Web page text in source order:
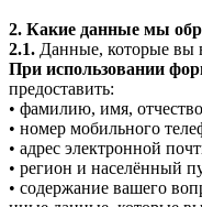
2. Какие данные мы
2.1. Данные, которые вы
При использовании
предоставить:
• фамилию, имя,
• номер мобильного
• адрес электронной
• регион и населённый
• содержание вашего